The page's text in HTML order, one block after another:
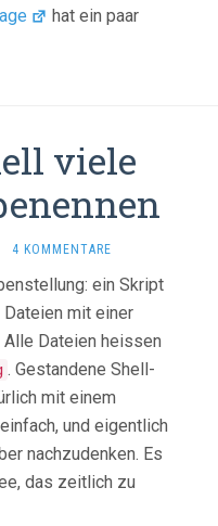
hat ein paar
viele
4 KOMMENTARE
ein Skript
mit einer
Dateien heissen
. Gestandene Shell-
mit einem
und eigentlich
nachzudenken. Es
das zeitlich zu